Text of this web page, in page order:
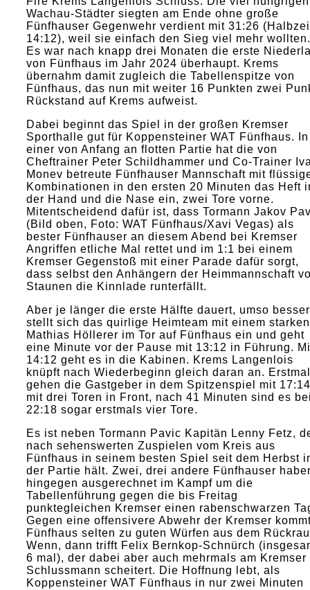
Wachau-Städter siegten am Ende ohne große
Fünfhauser Gegenwehr verdient mit 31:26
14:12), weil sie einfach den Sieg viel mehr wollten.
Es war nach knapp drei Monaten die erste
von Fünfhaus im Jahr 2024 überhaupt. Krems
übernahm damit zugleich die Tabellenspitze von
Fünfhaus, das nun mit weiter 16 Punkten zwei
Rückstand auf Krems aufweist.
Dabei beginnt das Spiel in der großen Kremser
Sporthalle gut für Koppensteiner WAT Fünfhaus. In
einer von Anfang an flotten Partie hat die von
Cheftrainer Peter Schildhammer und Co-Trainer
Monev betreute Fünfhauser Mannschaft mit
Kombinationen in den ersten 20 Minuten das Heft
der Hand und die Nase ein, zwei Tore vorne.
Mitentscheidend dafür ist, dass Tormann Jakov
(Bild oben, Foto: WAT Fünfhaus/Xavi Vegas) als
bester Fünfhauser an diesem Abend bei Kremser
Angriffen etliche Mal rettet und im 1:1 bei einem
Kremser Gegenstoß mit einer Parade dafür sorgt,
dass selbst den Anhängern der Heimmannschaft
Staunen die Kinnlade runterfällt.
Aber je länger die erste Hälfte dauert, umso besser
stellt sich das quirlige Heimteam mit einem starken
Mathias Höllerer im Tor auf Fünfhaus ein und geht
eine Minute vor der Pause mit 13:12 in Führung.
14:12 geht es in die Kabinen. Krems Langenlois
knüpft nach Wiederbeginn gleich daran an.
gehen die Gastgeber in dem Spitzenspiel mit 17:14
mit drei Toren in Front, nach 41 Minuten sind es
22:18 sogar erstmals vier Tore.
Es ist neben Tormann Pavic Kapitän Lenny Fetz,
nach sehenswerten Zuspielen vom Kreis aus
Fünfhaus in seinem besten Spiel seit dem Herbst
der Partie hält. Zwei, drei andere Fünfhauser
hingegen ausgerechnet im Kampf um die
Tabellenführung gegen die bis Freitag
punktegleichen Kremser einen rabenschwarzen
Gegen eine offensivere Abwehr der Kremser
Fünfhaus selten zu guten Würfen aus dem
Wenn, dann trifft Felix Bernkop-Schnürch
6 mal), der dabei aber auch mehrmals am Kremser
Schlussmann scheitert. Die Hoffnung lebt, als
Koppensteiner WAT Fünfhaus in nur zwei Minuten